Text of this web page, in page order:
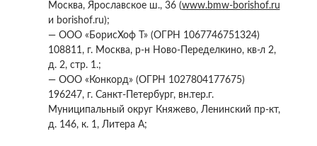
Москва, Ярославское ш., 36 (www.bmw-borishof.ru
и borishof.ru);
— ООО «БорисХоф Т» (ОГРН 1067746751324)
108811, г. Москва, р-н Ново-Переделкино, кв-л 2,
д. 2, стр. 1.;
— ООО «Конкорд» (ОГРН 1027804177675)
196247, г. Санкт-Петербург, вн.тер.г.
Муниципальный округ Княжево, Ленинский пр-кт,
д. 146, к. 1, Литера А;